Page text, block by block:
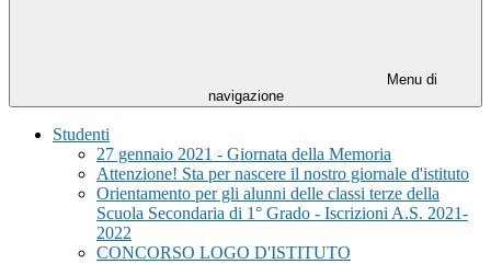
Menu di
navigazione
Studenti
27 gennaio 2021 - Giornata della Memoria
Attenzione! Sta per nascere il nostro giornale d'istituto
Orientamento per gli alunni delle classi terze della
Scuola Secondaria di 1° Grado - Iscrizioni A.S. 2021-
2022
CONCORSO LOGO D'ISTITUTO